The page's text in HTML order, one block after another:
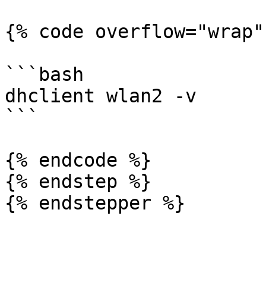
{% code
```bash
dhclient wlan2 -v
```
{% endcode %}
{% endstep %}